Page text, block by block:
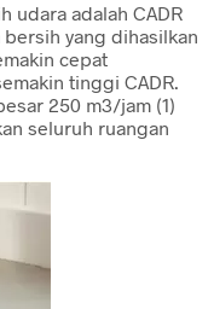
udara adalah CADR
bersih yang dihasilkan
cepat
tinggi CADR.
250 m3/jam (1)
seluruh ruangan